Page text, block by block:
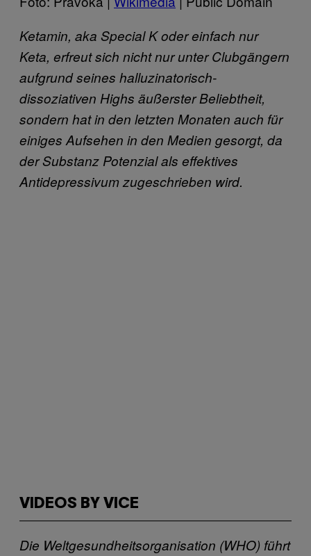
Ketamin, aka Special K oder einfach nur
Keta, erfreut sich nicht nur unter Clubgängern
aufgrund seines halluzinatorisch-
dissoziativen Highs äußerster Beliebtheit,
sondern hat in den letzten Monaten auch für
einiges Aufsehen in den Medien gesorgt, da
der Substanz Potenzial als effektives
Antidepressivum zugeschrieben wird.
VIDEOS BY VICE
Die Weltgesundheitsorganisation (WHO) führt